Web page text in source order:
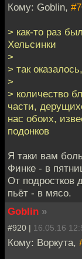
Кому: Goblin,
> как-то раз
Хельсинки
>
> так
>
> количество
части,
нас обоих,
подонков
Я таки вам
Финке - в
От подростков
пьёт - в мясо.
Goblin »
#920 | 16.05.16
Кому: Воркута,